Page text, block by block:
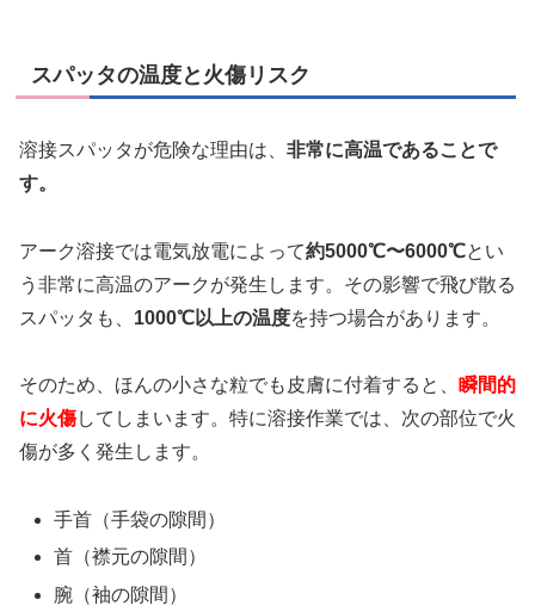
スパッタの温度と火傷リスク
溶接スパッタが危険な理由は、 非常に高温であることで
す。
アーク溶接では電気放電によって約5000℃〜6000℃とい
う非常に高温のアークが発生します。その影響で飛び散る
スパッタも、 1000℃以上の温度を持つ場合があります。
そのため、ほんの小さな粒でも皮膚に付着すると、 瞬間的
に火傷してしまいます。特に溶接作業では、次の部位で火
傷が多く発生します。
手首（手袋の隙間）
首（襟元の隙間）
腕（袖の隙間）